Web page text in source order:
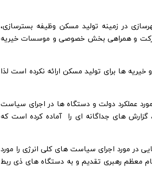
در زمینه تولید مسکن وظیفه بسترسازی،
مشارکت و همراهی بخش خصوصی و موسسات خیریه
ها برای تولید مسکن ارائه نکرده است لذا
عملکرد دولت و دستگاه ها در اجرای سیاست
های جداگانه ای را آماده کرده است که
در مورد اجرای سیاست های کلی انرژی را مورد
معظم رهبری تقدیم و به دستگاه های ذی ربط